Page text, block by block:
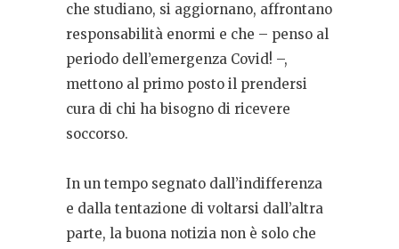
che studiano, si aggiornano, affrontano
responsabilità enormi e che – penso al
periodo dell’emergenza Covid! –,
mettono al primo posto il prendersi
cura di chi ha bisogno di ricevere
soccorso.
In un tempo segnato dall’indifferenza
e dalla tentazione di voltarsi dall’altra
parte, la buona notizia non è solo che